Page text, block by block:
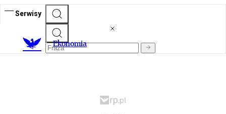
Serwisy
Ekonomia